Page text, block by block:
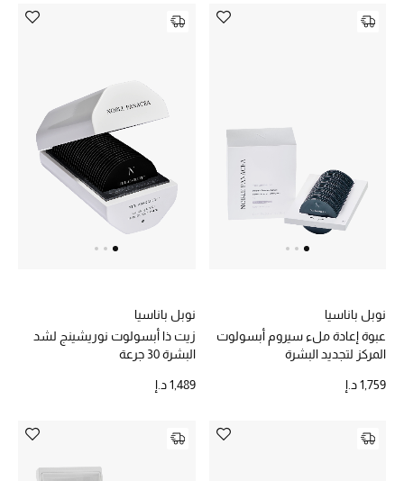
الجمال
خصم حتى 70%
تسوقوا الآن
ما وصلنا حديثاً
الموسم الجديد
نوبل باناسيا
عبوة إعادة ملء سيروم أبسولوت
المركز لتجديد البشرة
1,759 د.إ
نوبل باناسيا
زيت ذا أبسولوت نوريشينج لشد
البشرة 30 جرعة
1,489 د.إ